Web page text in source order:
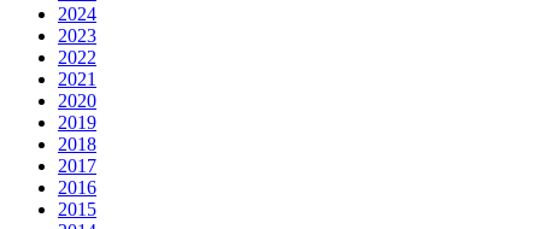
2024
2023
2022
2021
2020
2019
2018
2017
2016
2015